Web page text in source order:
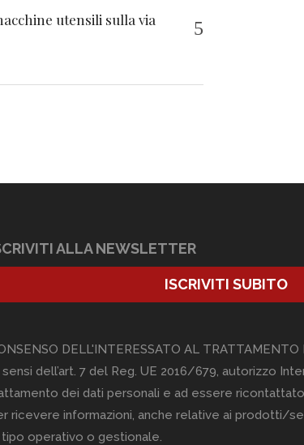
utensili sulla via
ALLA NEWSLETTER
ISCRIVITI SUBITO
DELL'INTERESSATO AL TRATTAMENTO
sensi dell’art. 7 del Reg. UE 2016/679, autorizzo
dei dati personali e ad essere
ricevere informazioni, anche relative ai prodotti/
tipo operativo o gestionale.